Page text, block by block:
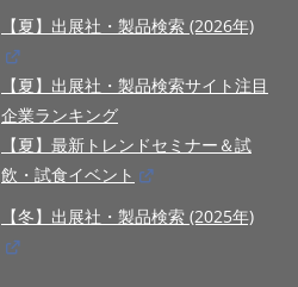
【夏】出展社・製品検索 (2026年)
【夏】出展社・製品検索サイト注目
企業ランキング
【夏】最新トレンドセミナー＆試
飲・試食イベント
【冬】出展社・製品検索 (2025年)